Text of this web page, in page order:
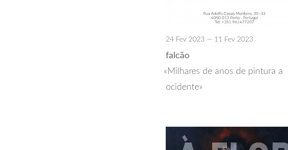
24 Fev 2023 — 11 Fev 2023
falcão
Milhares de anos de pintura a
ocidente